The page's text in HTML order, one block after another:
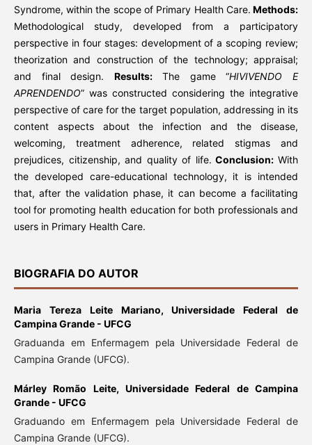
Syndrome, within the scope of Primary Health Care. Methods:
Methodological study, developed from a participatory
perspective in four stages: development of a scoping review;
theorization and construction of the technology; appraisal;
and final design.Results: The game “HIVIVENDO E
APRENDENDO” was constructed considering the integrative
perspective of care for the target population, addressing in its
content aspects about the infection and the disease,
welcoming, treatment adherence, related stigmas and
prejudices, citizenship, and quality of life. Conclusion:With
the developed care-educational technology, it is intended
that, after the validation phase, it can become a facilitating
tool for promoting health education for both professionals and
users in Primary Health Care.
BIOGRAFIA DO AUTOR
Maria Tereza Leite Mariano,Universidade Federal de
Campina Grande - UFCG
Graduanda em Enfermagem pela Universidade Federal de
Campina Grande (UFCG).
Márley Romão Leite, Universidade Federal de Campina
Grande - UFCG
Graduando em Enfermagem pela Universidade Federal de
Campina Grande (UFCG).